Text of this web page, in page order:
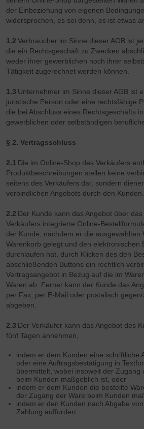
der Einbeziehung von eigenen
widersprochen, es sei denn, es ist etwas
1.2 Verbraucher im Sinne dieser AGB ist
die ein Rechtsgeschäft zu Zwecken
weder ihrer gewerblichen noch ihrer
Tätigkeit zugerechnet werden können.
1.3 Unternehmer im Sinne dieser AGB ist
juristische Person oder eine rechtsfähige
die bei Abschluss eines Rechtsgeschäfts
gewerblichen oder selbständigen
§ 2. Vertragsschluss
2.1 Die im Online-Shop des Verkäufers
Produktbeschreibungen stellen keine
seitens des Verkäufers dar, sondern
verbindlichen Angebots durch den Kunden.
2.2 Der Kunde kann das Angebot über
Verkäufers integrierte Online-
der Kunde, nachdem er die ausgewählten
Warenkorb gelegt und den elektronischen
durchlaufen hat, durch Klicken des den
abschließenden Buttons ein rechtlich
Vertragsangebot in Bezug auf die im
Waren ab. Ferner kann der Kunde das
per Fax, per E-Mail oder postalisch
abgeben.
2.3 Der Verkäufer kann das Angebot des
fünf Tagen annehmen,
indem er dem Kunden eine schriftliche
oder eine Auftragsbestätigung in
übermittelt, wobei insoweit der Zugang
beim Kunden maßgeblich ist, oder
indem er dem Kunden die bestellte
der Zugang der Ware beim Kunden
indem er den Kunden nach Abgabe
Zahlung auffordert.